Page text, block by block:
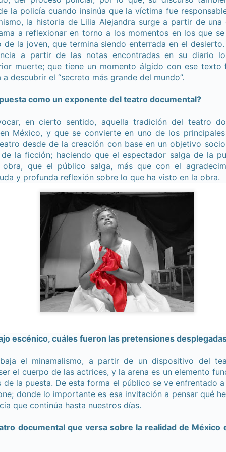
la policía cuando insinúa que la víctima fue
la historia de Lilia Alejandra surge a partir de
a reflexionar en torno a los momentos en los que
la joven, que termina siendo enterrada en el
a partir de las notas encontradas en su diario
muerte; que tiene un momento álgido con ese texto
descubrir el “secreto más grande del mundo”.
como un exponente del teatro documental?
en cierto sentido, aquella tradición del teatro
México, y que se convierte en uno de los
desde de la creación con base en un objetivo
la ficción; haciendo que el espectador salga de la
que el público salga, más que con el
y profunda reflexión sobre lo que ha visto en la obra.
escénico, cuáles fueron las pretensiones
el minamalismo, a partir de un dispositivo del
el cuerpo de las actrices, y la arena es un elemento
la puesta. De esta forma el público se ve enfrentado
donde lo importante es esa invitación a pensar qué
que continúa hasta nuestros días.
documental que versa sobre la realidad de México
encontrarnos, escucharnos»
Azcurra regresa a Rosario con «Frida, ¡viva la vida!», que se
en el Teatro de Lavardén como parte del ciclo Comentadas.
función dará comienzo a las 19 y, a su término, se desarrollará una
que profundizará en la obra y figura de Kahlo. Las entradas son
con cupo limitado.
Fe Cultura. En diciembre de 2024, Laura Azcurra llegó al Gran
de Plataforma Lavardén convertida en Frida Kahlo.
Para desandar el universo creativo de Frida Kahlo, el
ciclo “Comentadas” pasa del Gran Salón al Teatro de
Plataforma Lavardén
este viernes a las 19, con entrada gratuita, y la presentación de la
teatral "Frida ¡Viva la vida!", unipersonal de Humberto Robles,
por Julia Morgado e interpretado por Laura Azcurra
“Hay vidas que no caben en un marco ni se agotan en un
Vidas que son vendaval, color, refugio y trinchera. Vidas que, aún
el paso de los siglos, nos siguen hablando al oído.
Frida Kahlo Viva la Vida - São Paulo
25 de Julho até dia 2 de agosto
Frida Kahlo lúcida, intensa e radiante toma o palco para celebrar o
dos Mortos em uma festa vibrante, repleta da poesia e da
mexicana. Enquanto prepara um jantar para convidados
vivos e mortos — a artista revisita sua trajetória, trazendo à cena
marcantes, memórias, paixões e feridas que moldaram
Frida Viva la Vida - Argentina
icónica Frida Kahlo en 𝙁𝙍𝙄𝘿𝘼 ¡𝙑𝙞𝙫𝙖 𝙡𝙖 𝙫𝙞𝙙𝙖!, el unipersonal
representado en el mundo sobre la artista mexicana, de
𝗥𝗼𝗯𝗹𝗲𝘀 y la dirección de 𝗝𝘂𝗹𝗶𝗮 𝗠𝗼𝗿𝗴𝗮𝗱𝗼.